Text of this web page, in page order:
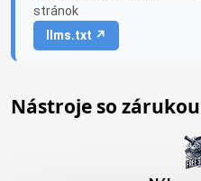
stránok
llms.txt ↗
Nástroje so zárukou